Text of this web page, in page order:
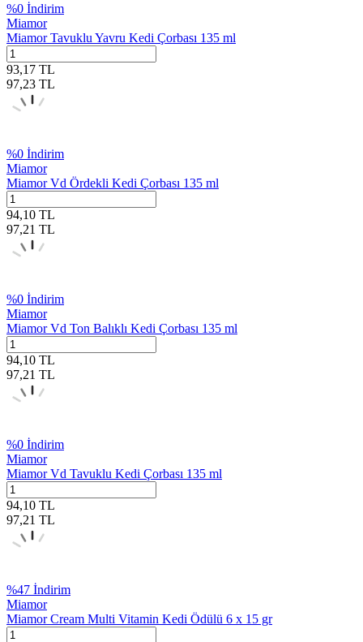
%0 İndirim
Miamor
Miamor Tavuklu Yavru Kedi Çorbası 135 ml
93,17 TL
97,23 TL
%0 İndirim
Miamor
Miamor Vd Ördekli Kedi Çorbası 135 ml
94,10 TL
97,21 TL
%0 İndirim
Miamor
Miamor Vd Ton Balıklı Kedi Çorbası 135 ml
94,10 TL
97,21 TL
%0 İndirim
Miamor
Miamor Vd Tavuklu Kedi Çorbası 135 ml
94,10 TL
97,21 TL
%47 İndirim
Miamor
Miamor Cream Multi Vitamin Kedi Ödülü 6 x 15 gr